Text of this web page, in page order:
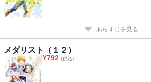
あらすじを見る
メダリスト（１２）
¥792 (税込)